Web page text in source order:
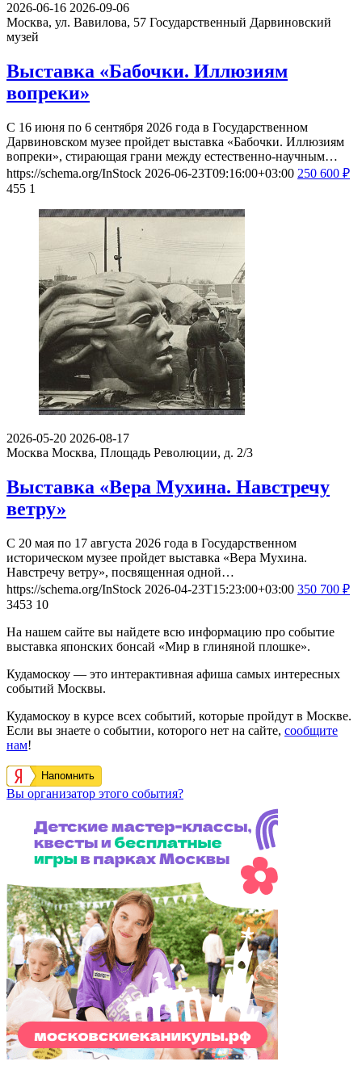
2026-06-16 2026-09-06
Москва, ул. Вавилова, 57 Государственный Дарвиновский
музей
Выставка «Бабочки. Иллюзиям
вопреки»
С 16 июня по 6 сентября 2026 года в Государственном
Дарвиновском музее пройдет выставка «Бабочки. Иллюзиям
вопреки», стирающая грани между естественно-научным…
https://schema.org/InStock 2026-06-23T09:16:00+03:00 250 600 ₽
455 1
2026-05-20 2026-08-17
Москва Москва, Площадь Революции, д. 2/3
Выставка «Вера Мухина. Навстречу
ветру»
С 20 мая по 17 августа 2026 года в Государственном
историческом музее пройдет выставка «Вера Мухина.
Навстречу ветру», посвященная одной…
https://schema.org/InStock 2026-04-23T15:23:00+03:00 350 700 ₽
3453 10
На нашем сайте вы найдете всю информацию про событие
выставка японских бонсай «Мир в глиняной плошке».
Кудамоскоу — это интерактивная афиша самых интересных
событий Москвы.
Кудамоскоу в курсе всех событий, которые пройдут в Москве.
Если вы знаете о событии, которого нет на сайте, сообщите
нам!
Напомнить
Вы организатор этого события?